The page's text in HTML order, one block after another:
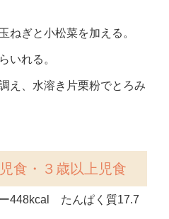
ぎと小松菜を加える。
いれる。
え、水溶き片栗粉でとろみ
食・３歳以上児食
ー448kcal たんぱく質17.7